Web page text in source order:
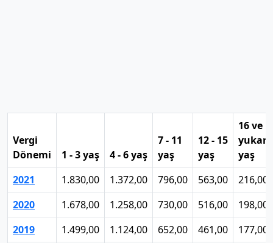
Vergi
Dönemi
1 - 3 yaş 4 - 6 yaş
7 - 11
yaş
12 - 15
yaş
16 ve
yukarı
yaş
2021
1.830,00 1.372,00 796,00 563,00
216,00
2020
1.678,00 1.258,00 730,00 516,00
198,00
2019
1.499,00 1.124,00 652,00 461,00
177,00